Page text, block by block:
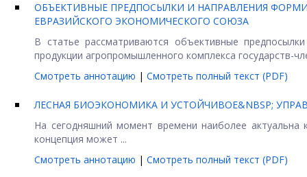
ОБЪЕКТИВНЫЕ ПРЕДПОСЫЛКИ И НАПРАВЛЕНИЯ
ЕВРАЗИЙСКОГО ЭКОНОМИЧЕСКОГО СОЮЗА
В статье рассматриваются объективные
продукции агропромышленного комплекса государств-
Смотреть аннотацию | Смотреть полный текст (PDF)
ЛЕСНАЯ БИОЭКОНОМИКА И УСТОЙЧИВОЕ&NBSP;
На сегодняшний момент времени наиболее
концепция может ...
Смотреть аннотацию | Смотреть полный текст (PDF)